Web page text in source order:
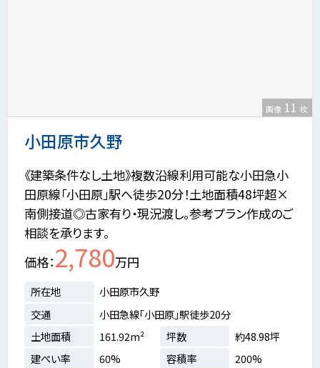
小田原市久野
画像 11 枚
《建築条件なし土地》複数沿線利用可能な小田急小
田原線「小田原」駅へ徒歩20分！土地面積48坪超×
南側接道◎古家有り・現況渡し。参考プラン作成のご
相談を承ります。
価格 2,780万円
所在地
小田原市久野
交通
小田急線「小田原」駅徒歩20分
土地面積
161.92m² 坪数
約48.98坪
建ぺい率
60% 容積率 200%